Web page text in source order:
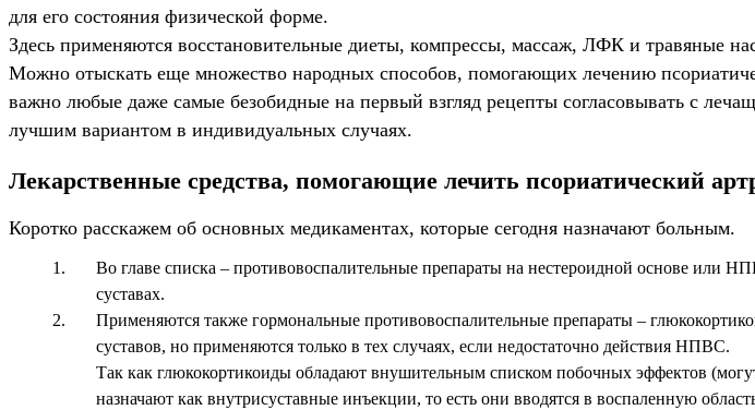
для его состояния физической форме.
Здесь применяются восстановительные диеты, компрессы, массаж, ЛФК и травяные
Можно отыскать еще множество народных способов, помогающих лечению
важно любые даже самые безобидные на первый взгляд рецепты согласовывать с
лучшим вариантом в индивидуальных случаях.
Лекарственные средства, помогающие лечить псориатический
Коротко расскажем об основных медикаментах, которые сегодня назначают больным.
Во главе списка – противовоспалительные препараты на нестероидной основе или
суставах.
Применяются также гормональные противовоспалительные препараты –
суставов, но применяются только в тех случаях, если недостаточно действия НПВС.
Так как глюкокортикоиды обладают внушительным списком побочных эффектов
назначают как внутрисуставные инъекции, то есть они вводятся в воспаленную